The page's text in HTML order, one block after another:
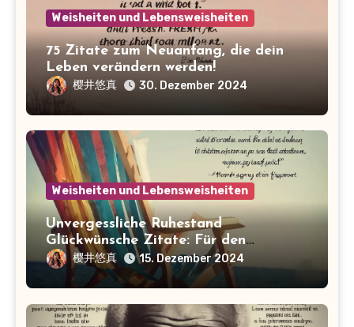
Weisheiten und Lebensweisheiten
75 Zitate zum Neuanfang, die dein
Leben verändern werden!
樱井悠真 30. Dezember 2024
Weisheiten und Lebensweisheiten
Unvergessliche Ruhestand
Glückwünsche Zitate: Für den
perfekten Abschied!
樱井悠真 15. Dezember 2024